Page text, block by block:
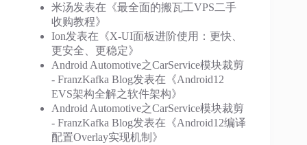
米汤发表在《最全面的搬瓦工VPS二手
收购教程》
Ion发表在《X-UI面板进阶使用：更快、
更安全、更稳定》
Android Automotive之CarService模块裁剪
- FranzKafka Blog发表在《Android12
EVS架构全解之软件架构》
Android Automotive之CarService模块裁剪
- FranzKafka Blog发表在《Android12编译
配置Overlay实现机制 》